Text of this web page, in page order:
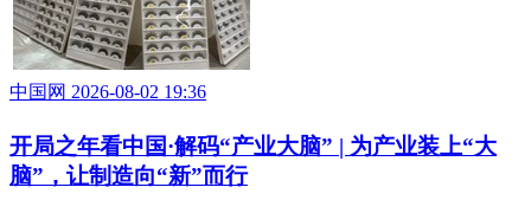
中国网 2026-08-02 19:36
开局之年看中国·解码“产业大脑” | 为产业装上“大
脑”，让制造向“新”而行